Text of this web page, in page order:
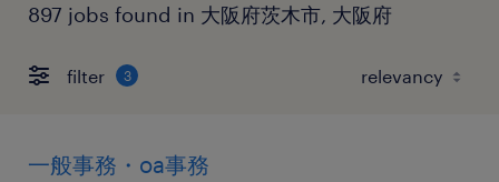
897 jobs found in 大阪府茨木市, 大阪府
filter 3
一般事務・oa事務